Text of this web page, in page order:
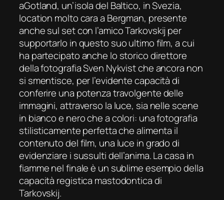
aGotland, un’isola del Baltico, in Svezia,
location molto cara a Bergman, presente
anche sul set con l’amico Tarkovskij per
supportarlo in questo suo ultimo film, a cui
ha partecipato anche lo storico direttore
della fotografia Sven Nykvist che ancora non
si smentisce, per l’evidente capacità di
conferire una potenza travolgente delle
immagini, attraverso la luce, sia nelle scene
in bianco e nero che a colori: una fotografia
stilisticamente perfetta che alimenta il
contenuto del film, una luce in grado di
evidenziare i sussulti dell’anima. La casa in
fiamme nel finale è un sublime esempio della
capacità registica mastodontica di
Tarkovskij.